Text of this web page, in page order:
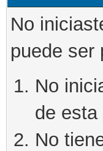
No
puede ser
No
de
No